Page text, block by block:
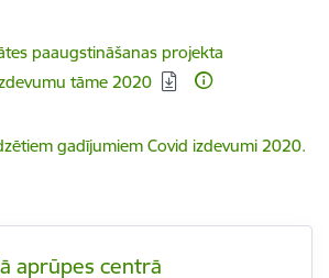
paaugstināšanas projekta
tāme 2020
gadījumiem Covid izdevumi 2020.
aprūpes centrā